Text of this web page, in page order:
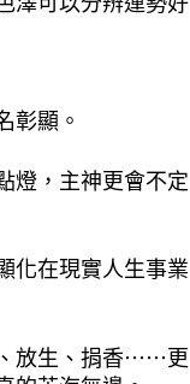
彰顯。
燈，主神更會不定
化在現實人生事業
、放生、捐香⋯⋯更